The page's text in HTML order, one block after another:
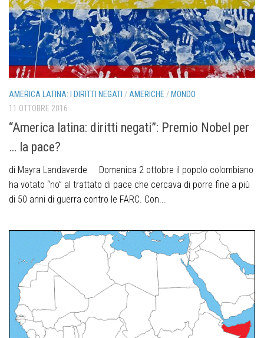
AMERICA LATINA: I DIRITTI NEGATI / AMERICHE / MONDO
11 OTTOBRE 2016
“America latina: diritti negati”: Premio Nobel per
… la pace?
di Mayra Landaverde Domenica 2 ottobre il popolo colombiano
ha votato “no” al trattato di pace che cercava di porre fine a più
di 50 anni di guerra contro le FARC. Con...